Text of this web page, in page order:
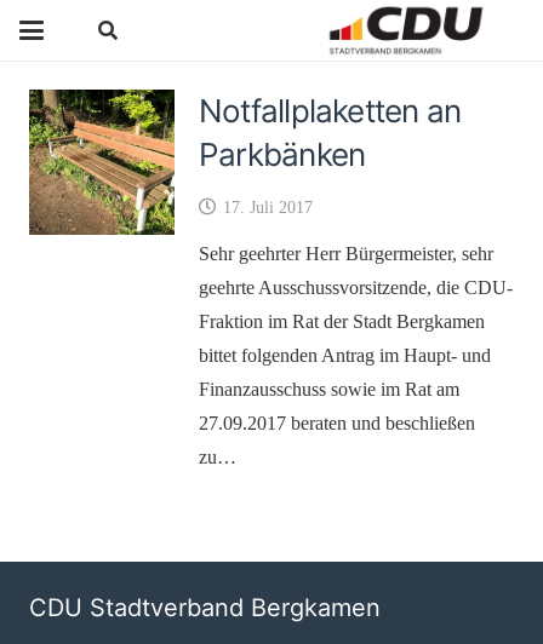
Notfallplaketten an
Parkbänken
17. Juli 2017
Sehr geehrter Herr Bürgermeister, sehr
geehrte Ausschussvorsitzende, die CDU-
Fraktion im Rat der Stadt Bergkamen
bittet folgenden Antrag im Haupt- und
Finanzausschuss sowie im Rat am
27.09.2017 beraten und beschließen
zu…
CDU Stadtverband Bergkamen